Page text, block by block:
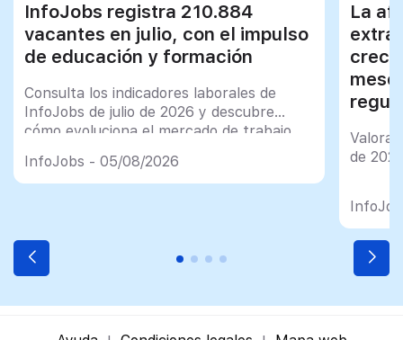
InfoJobs registra 210.884
vacantes en julio, con el impulso
de educación y formación
Consulta los indicadores laborales de
InfoJobs de julio de 2026 y descubre
cómo evoluciona el mercado de trabajo
InfoJobs - 05/08/2026
La
de